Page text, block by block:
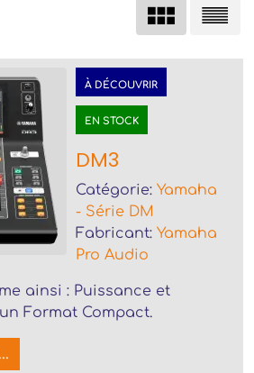
À DÉCOUVRIR
EN STOCK
DM3
Catégorie: Yamaha
- Série DM
Fabricant: Yamaha
Pro Audio
ainsi : Puissance et
Format Compact.